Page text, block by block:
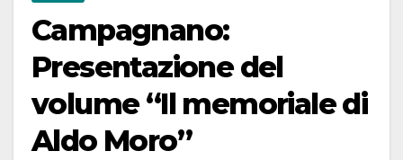
Campagnano:
Presentazione del
volume “Il memoriale di
Aldo Moro”